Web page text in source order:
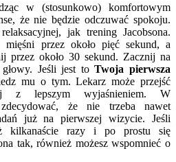
w (stosunkowo) komfortowym
że nie będzie odczuwać spokoju.
jak trening Jacobsona.
przez około pięć sekund, a
przez około 30 sekund. Zacznij na
Jeśli jest toTwoja pierwsza
mu o tym. Lekarz może przejść
z lepszym wyjaśnieniem. W
że nie trzeba nawet
już na pierwszej wizycie. Jeśli
kilkanaście razy i po prostu się
tak, również możesz wspomnieć o